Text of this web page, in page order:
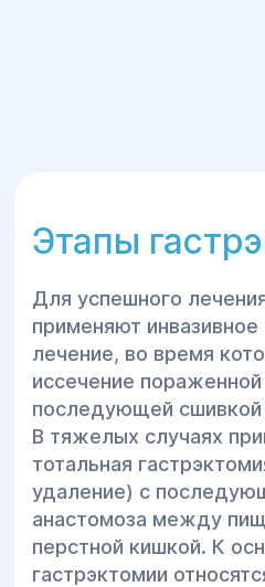
Этапы
Для успешного
применяют инвазивное
лечение, во время
иссечение пораженной
последующей сшивкой
В тяжелых случаях
тотальная
удаление) с
анастомоза между
перстной кишкой. К
гастрэктомии